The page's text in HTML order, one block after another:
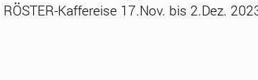
RÖSTER-Kaffereise 17.Nov. bis 2.Dez.